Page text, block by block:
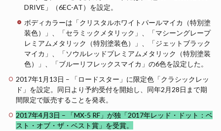
DRIVE」（6EC-AT）を設定。
ボディカラーは「クリスタルホワイトパールマイカ（特別塗
装色）」、「セラミックメタリック」、「マシーングレープ
レミアムメタリック（特別塗装色）」、「ジェットブラック
マイカ」、「ソウルレッドプレミアムメタリック（特別塗装
色）」、「ブルーリフレックスマイカ」の6色を設定した。
2017年1月13日 – 「ロードスター」に限定色「クラシックレッ
ド」を設定。同日より予約受付を開始し、同年2月28日まで期
間限定で販売することを発表。
2017年4月3日 – 「MX-5 RF」が独「2017年レッド・ドット：ベ
スト・オブ・ザ・ベスト賞」を受賞。